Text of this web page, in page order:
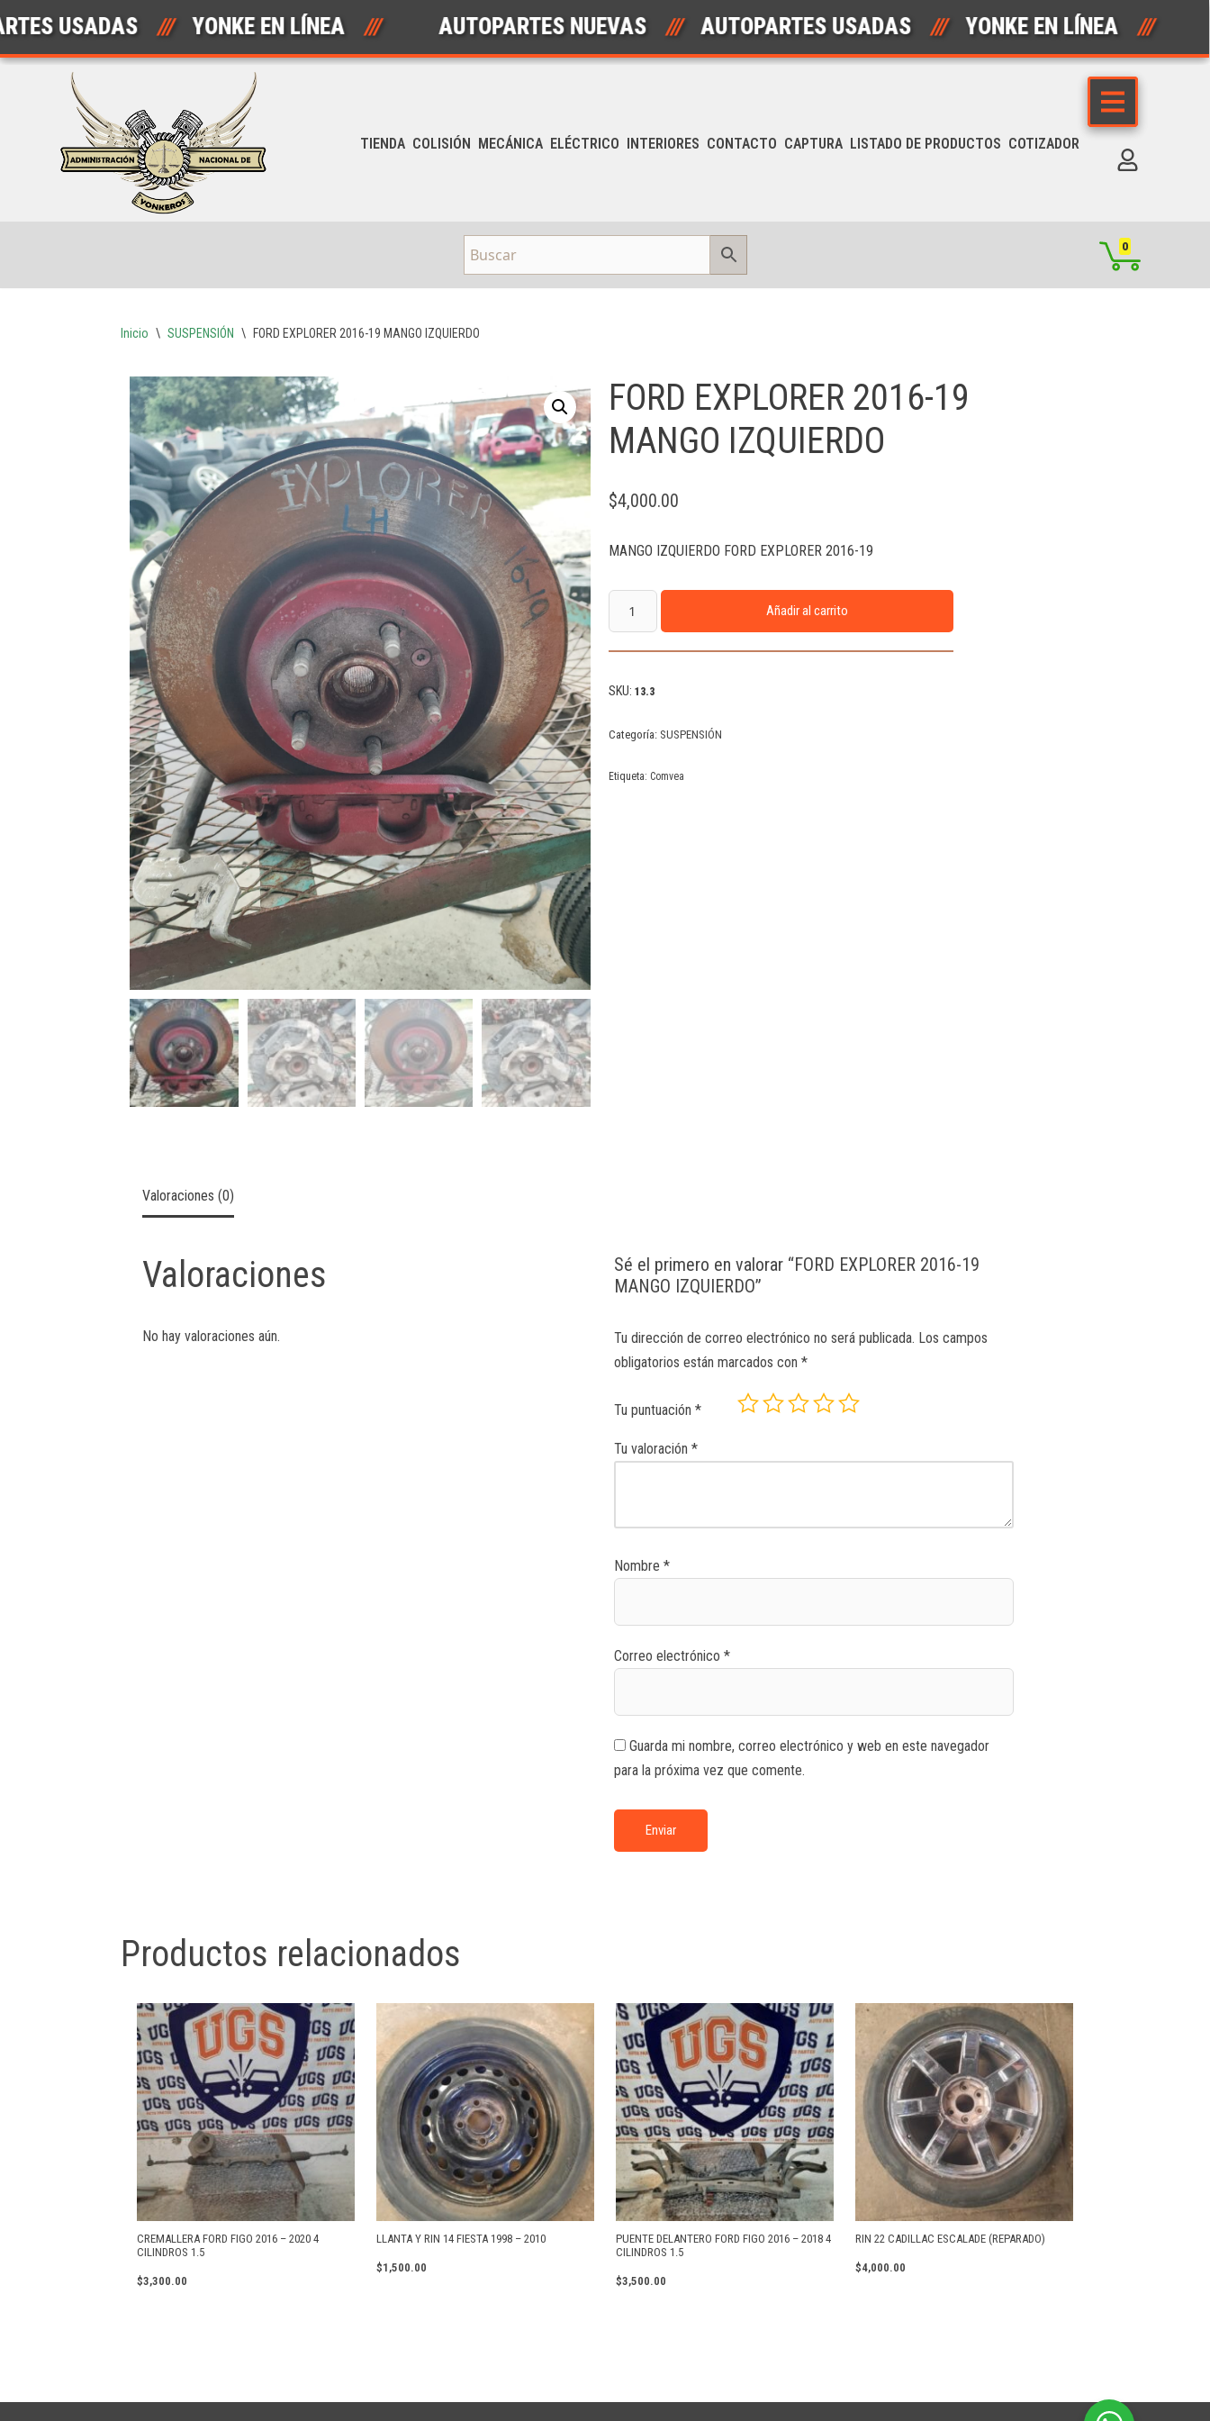
Saltar
/// YONKE EN LÍNEA /// AUTOPARTES NUEVAS /// AUTOPARTES USADAS /// YONKE EN LÍNEA ///
TIENDA COLISIÓN MECÁNICA ELÉCTRICO INTERIORES CONTACTO CAPTURA LISTADO DE PRODUCTOS COTIZADOR
0
Inicio \ SUSPENSIÓN \ FORD EXPLORER 2016-19 MANGO IZQUIERDO
FORD EXPLORER 2016-19
MANGO IZQUIERDO
$4,000.00
MANGO IZQUIERDO FORD EXPLORER 2016-19
Añadir al carrito
SKU: 13.3
Categoría: SUSPENSIÓN
Etiqueta: Comvea
Valoraciones (0)
Valoraciones
No hay valoraciones aún.
Sé el primero en valorar “FORD EXPLORER 2016-19
MANGO IZQUIERDO”
Tu dirección de correo electrónico no será publicada. Los campos
obligatorios están marcados con*
Tu puntuación*
Tu valoración*
Nombre*
Correo electrónico*
Guarda mi nombre, correo electrónico y web en este navegador
para la próxima vez que comente.
Productos relacionados
CREMALLERA FORD FIGO 2016 – 2020 4
CILINDROS 1.5
$3,300.00
LLANTA Y RIN 14 FIESTA 1998 – 2010
$1,500.00
PUENTE DELANTERO FORD FIGO 2016 – 2018 4
CILINDROS 1.5
$3,500.00
RIN 22 CADILLAC ESCALADE (REPARADO)
$4,000.00